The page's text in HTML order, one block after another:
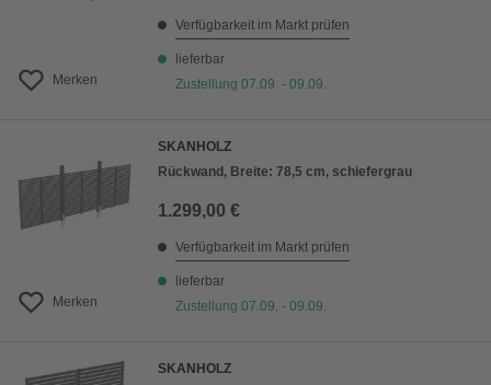
Merken
Verfügbarkeit im Markt prüfen
lieferbar
Zustellung 07.09. - 09.09.
Merken
SKANHOLZ
Rückwand, Breite: 78,5 cm, schiefergrau
1.299,00 €
Verfügbarkeit im Markt prüfen
lieferbar
Zustellung 07.09. - 09.09.
SKANHOLZ